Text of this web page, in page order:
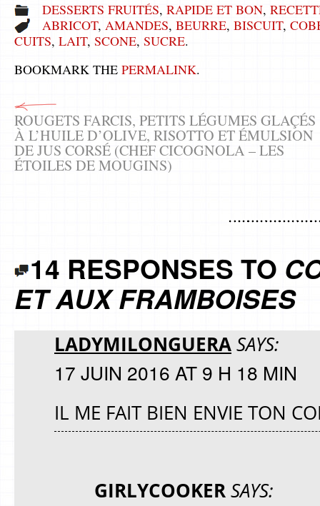
DESSERTS FRUITÉS, RAPIDE ET BON,
ABRICOT, AMANDES, BEURRE, BISCUIT,
CUITS, LAIT, SCONE, SUCRE.
BOOKMARK THE PERMALINK.
ROUGETS FARCIS, PETITS LÉGUMES GLAÇÉS
À L’HUILE D’OLIVE, RISOTTO ET ÉMULSION
DE JUS CORSÉ (CHEF CICOGNOLA – LES
ÉTOILES DE MOUGINS)
14 RESPONSES TO
ET AUX FRAMBOISES
LADYMILONGUERASAYS:
17 JUIN 2016 AT 9 H 18 MIN
IL ME FAIT BIEN ENVIE TON
GIRLYCOOKERSAYS: